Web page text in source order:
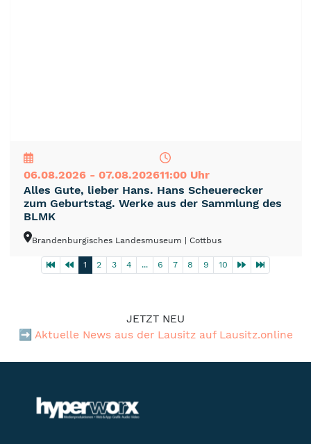
06.08.2026 - 07.08.202611:00 Uhr
Alles Gute, lieber Hans. Hans Scheuerecker
zum Geburtstag. Werke aus der Sammlung des
BLMK
Brandenburgisches Landesmuseum | Cottbus
1 2 3 4 ... 6 7 8 9 10
JETZT NEU
➡️ Aktuelle News aus der Lausitz auf Lausitz.online